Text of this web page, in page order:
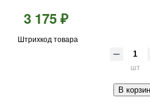
3 175 ₽
Штрихкод товара
шт
В